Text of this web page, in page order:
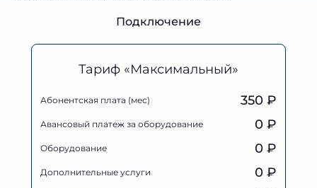
Подключение
Тариф «Максимальный»
Абонентская плата (мес) 350 ₽
Авансовый платеж за оборудование 0 ₽
Оборудование 0 ₽
Дополнительные услуги 0 ₽